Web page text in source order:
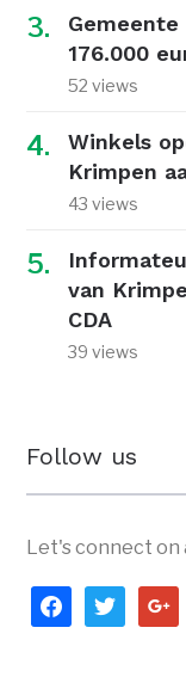
176.000
52 views
Winkels
Krimpen
43 views
van
CDA
39 views
Follow us
Let's connect on
facebooktwitter